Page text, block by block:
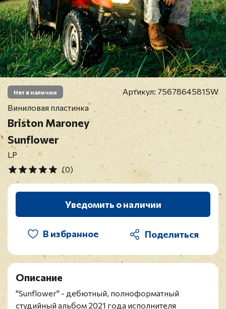
Нет в наличии Артикул: 75678645815W
Виниловая пластинка
Briston Maroney
Sunflower
LP
(0)
Уведомить о наличии
В избранное
Описание
"Sunflower" - дебютный, полноформатный
студийный альбом 2021 года исполнителя